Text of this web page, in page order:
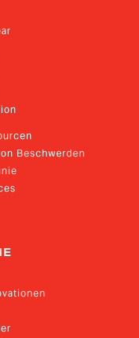
Beschwerden